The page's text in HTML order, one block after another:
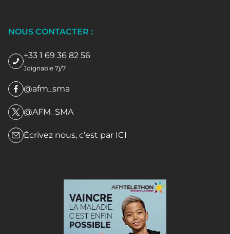
NOUS CONTACTER :
+33 1 69 36 82 56
Joignable 7j/7
@afm_sma
@AFM_SMA
Écrivez nous, c’est par ICI